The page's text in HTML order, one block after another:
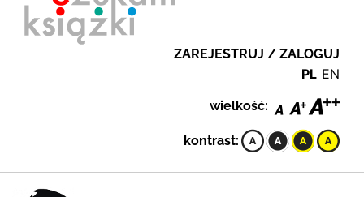
ZAREJESTRUJ / ZALOGUJ
PL EN
wielkość:
kontrast: